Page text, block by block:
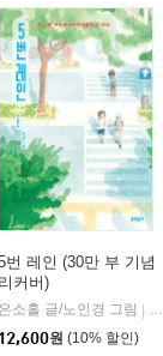
번 레인 (30만 부 기념
리커버)
은소홀 글/노인경 그림
12,600원 (10% 할인)